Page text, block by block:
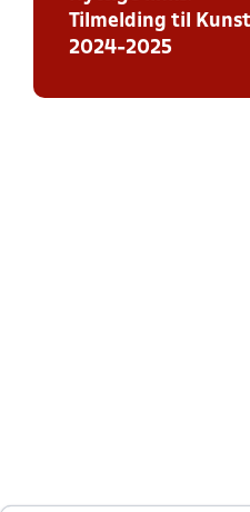
Tilmelding til
2024-2025